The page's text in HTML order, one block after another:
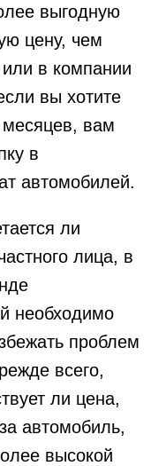
выгодную
цену, чем
в компании
вы хотите
вам
в
автомобилей.
ли
лица, в
необходимо
проблем
всего,
ли цена,
автомобиль,
высокой